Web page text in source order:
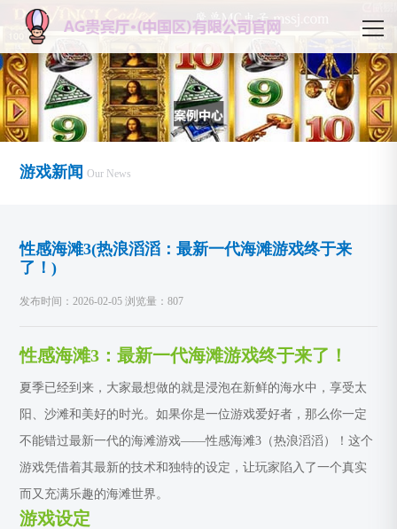
游戏新闻 Our News
性感海滩3(热浪滔滔：最新一代海滩游戏终于来
了！)
发布时间：2026-02-05 浏览量：807
性感海滩3：最新一代海滩游戏终于来了！
夏季已经到来，大家最想做的就是浸泡在新鲜的海水中，享受太
阳、沙滩和美好的时光。如果你是一位游戏爱好者，那么你一定
不能错过最新一代的海滩游戏——性感海滩3（热浪滔滔）！这个
游戏凭借着其最新的技术和独特的设定，让玩家陷入了一个真实
而又充满乐趣的海滩世界。
游戏设定